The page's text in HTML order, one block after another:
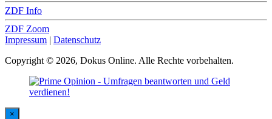
ZDF Info
ZDF Zoom
Impressum | Datenschutz
Copyright © 2026, Dokus Online. Alle Rechte vorbehalten.
×